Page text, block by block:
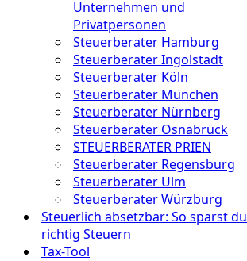
Unternehmen und
Privatpersonen
Steuerberater Hamburg
Steuerberater Ingolstadt
Steuerberater Köln
Steuerberater München
Steuerberater Nürnberg
Steuerberater Osnabrück
STEUERBERATER PRIEN
Steuerberater Regensburg
Steuerberater Ulm
Steuerberater Würzburg
Steuerlich absetzbar: So sparst du
richtig Steuern
Tax-Tool